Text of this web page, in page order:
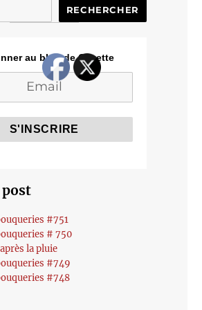
RECHERCHER
au blog de Cozette
#751
# 750
la pluie
#749
#748